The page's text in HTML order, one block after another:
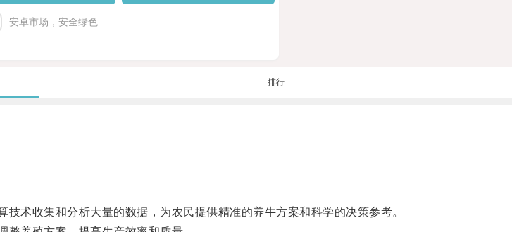
安卓市场，安全绿色
排行
收集和分析大量的数据，为农民提供精准的养牛方案和科学的决策参考。